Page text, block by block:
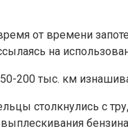
от времени
на
200 тыс. км
столкнулись с